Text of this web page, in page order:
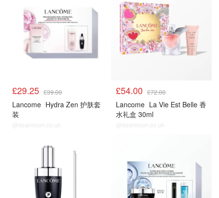
£29.25 £39.00
Lancome Hydra Zen 护肤套
装
@dealmoon.co.uk
£54.00 £72.00
Lancome La Vie Est Belle 香
水礼盒 30ml
@dealmoon.co.uk